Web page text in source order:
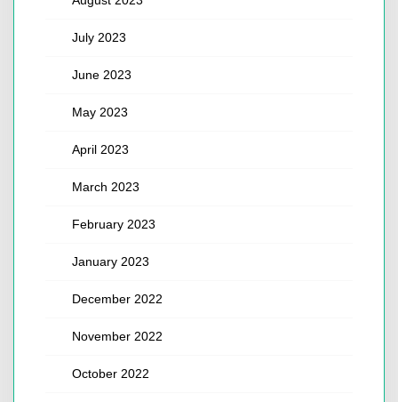
July 2023
June 2023
May 2023
April 2023
March 2023
February 2023
January 2023
December 2022
November 2022
October 2022